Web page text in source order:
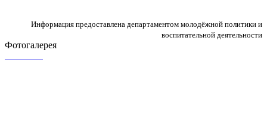
Информация предоставлена департаментом молодёжной политики и
воспитательной деятельности
Фотогалерея